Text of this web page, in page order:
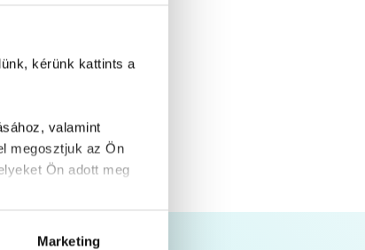
kérünk kattints a
valamint
megosztjuk az Ön
Ön adott meg
Marketing